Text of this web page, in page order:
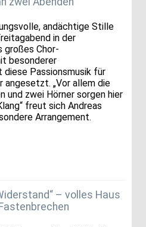
andächtige Stille
in der
Chor-
besonderer
Passionsmusik für
angesetzt. „Vor allem die
und zwei Hörner sorgen hier
freut sich Andreas
Arrangement.
– volles Haus